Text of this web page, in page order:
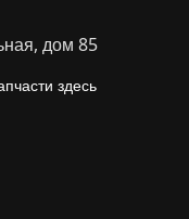
дом 85
здесь